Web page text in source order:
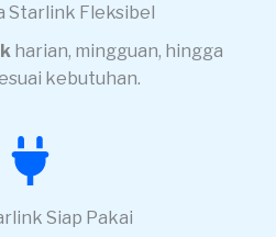
Starlink Fleksibel
harian, mingguan, hingga
kebutuhan.
Siap Pakai